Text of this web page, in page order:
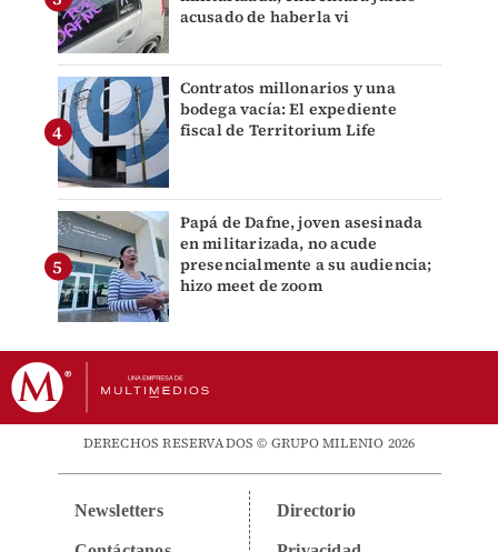
acusado de haberla vi
Contratos millonarios y una
bodega vacía: El expediente
fiscal de Territorium Life
Papá de Dafne, joven asesinada
en militarizada, no acude
presencialmente a su audiencia;
hizo meet de zoom
DERECHOS RESERVADOS © GRUPO MILENIO 2026
Newsletters Directorio